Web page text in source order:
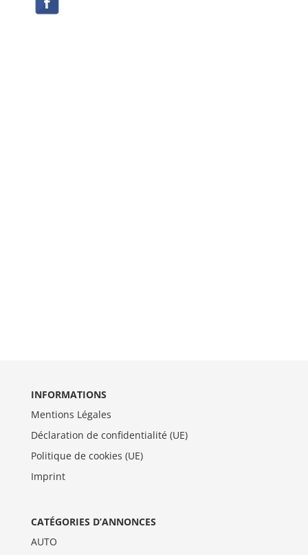
INFORMATIONS
Mentions Légales
Déclaration de confidentialité (UE)
Politique de cookies (UE)
Imprint
CATÉGORIES D’ANNONCES
AUTO